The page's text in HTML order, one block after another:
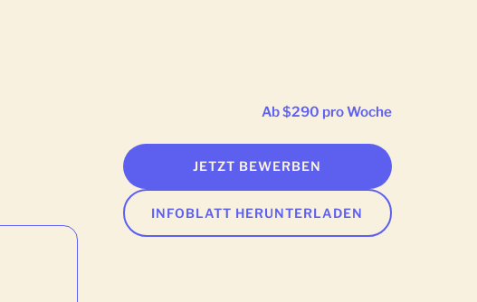
Ab $290 pro Woche
JETZT BEWERBEN
INFOBLATT HERUNTERLADEN